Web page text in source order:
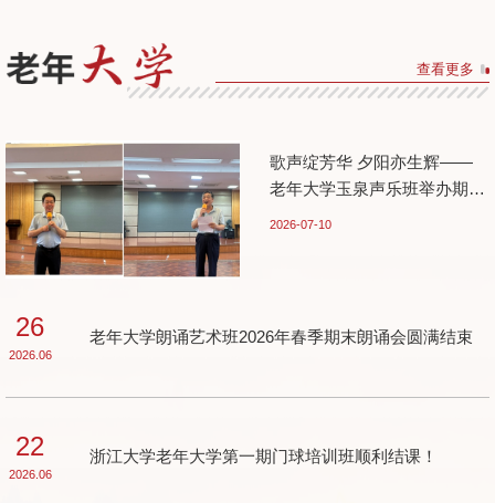
查看更多
歌声绽芳华 夕阳亦生辉——
老年大学玉泉声乐班举办期末
2026-07-10
26
2026.06
老年大学朗诵艺术班2026年春季期末朗诵会圆满结束
22
2026.06
浙江大学老年大学第一期门球培训班顺利结课！